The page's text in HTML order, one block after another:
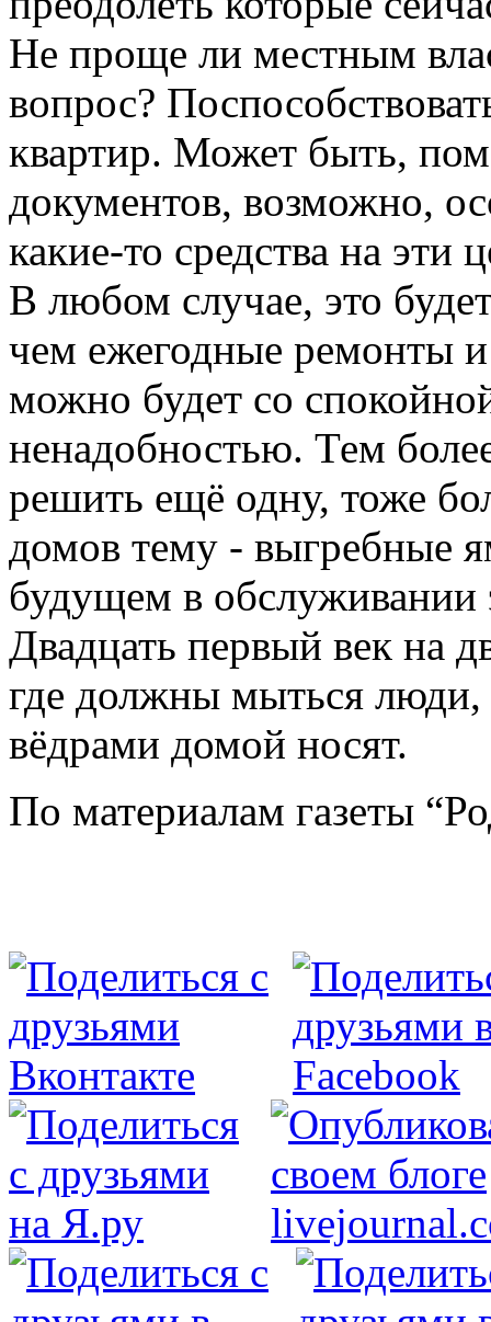
Не проще ли местным
вопрос?
квартир. Может быть,
документов, возможно,
какие-то средства на эти
В любом случае, это
чем ежегодные ремонты
можно будет со
ненадобностью. Тем
решить ещё одну, тоже
домов тему - выгребные
будущем в обслуживании
Двадцать первый век на
где должны мыться люди,
вёдрами домой носят.
По материалам газеты